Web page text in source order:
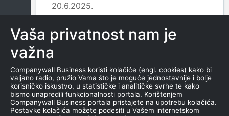
20.6.2025.
1629 - Proizvodnja ostalih proizvoda od
drveta, plute, slame i pruća;
KONTAKTI
Vaša privatnost nam je
važna
Companywall Business koristi kolačiće (engl. cookies) kako bi
valjano radio, pružio Vama što je moguće jednostavnije i bolje
korisničko iskustvo, u statističke i analitičke svrhe te kako
bismo unapredili funkcionalnosti portala. Korištenjem
Companywall Business portala pristajete na upotrebu kolačića.
Postavke kolačića možete podesiti u Vašem internetskom